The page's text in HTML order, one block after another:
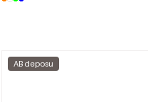
AB deposu